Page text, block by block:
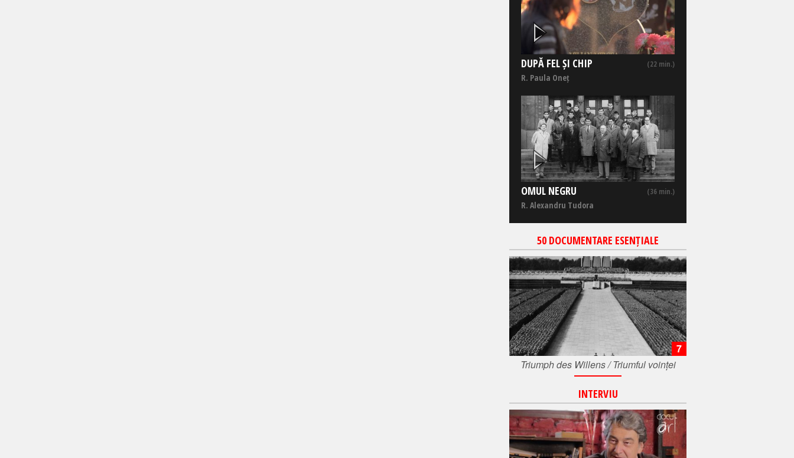
DUPĂ FEL ȘI CHIP (22 min.)
R. Paula Oneț
OMUL NEGRU (36 min.)
R. Alexandru Tudora
50 DOCUMENTARE ESENȚIALE
Triumph des Willens / Triumful voinței
7
INTERVIU